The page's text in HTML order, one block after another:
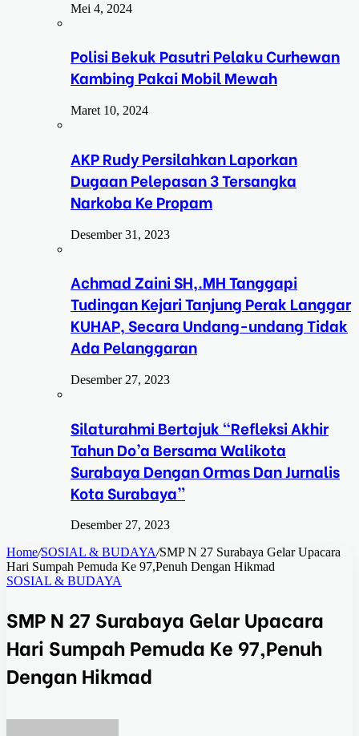
Mei 4, 2024
Polisi Bekuk Pasutri Pelaku Curhewan
Kambing Pakai Mobil Mewah
Maret 10, 2024
AKP Rudy Persilahkan Laporkan
Dugaan Pelepasan 3 Tersangka
Narkoba Ke Propam
Desember 31, 2023
Achmad Zaini SH,.MH Tanggapi
Tudingan Kejari Tanjung Perak Langgar
KUHAP, Secara Undang-undang Tidak
Ada Pelanggaran
Desember 27, 2023
Silaturahmi Bertajuk “Refleksi Akhir
Tahun Do’a Bersama Walikota
Surabaya Dengan Ormas Dan Jurnalis
Kota Surabaya”
Desember 27, 2023
Home/SOSIAL & BUDAYA/SMP N 27 Surabaya Gelar Upacara
Hari Sumpah Pemuda Ke 97,Penuh Dengan Hikmad
SOSIAL & BUDAYA
SMP N 27 Surabaya Gelar Upacara
Hari Sumpah Pemuda Ke 97,Penuh
Dengan Hikmad